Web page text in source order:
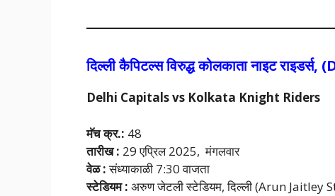
दिल्ली कैपिटल्सविरुद्धकोलकाता नाइट राइडर्स,
Delhi Capitals vs Kolkata Knight Riders
मॅच क्र.: 48
तारीख : 29 एप्रिल 2025, मंगलवार
वेळ :संध्याकाळी 7:30 वाजता
स्टेडियम : अरुण जेटली स्टेडियम, दिल्ली (Arun Jaitley